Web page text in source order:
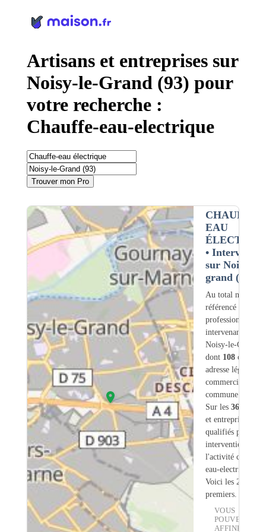
Artisans et entreprises sur
Noisy-le-Grand (93) pour
votre recherche :
Chauffe-eau-electrique
Trouver mon Pro
CHAUFFE-
EAU
•
sur Noisy-le-
grand (93)
Au total nous
référencé
professionnels
intervenant sur
Noisy-le-Grand
dont 108ont une
adresse légale ou
commerciale
commune.
Sur les 364
et entreprises
qualifiés pour une
intervention sur
l'activité chauffe-
eau-electrique.
Voici les 20
premiers.
VOUS
POUVEZ
AFFINER